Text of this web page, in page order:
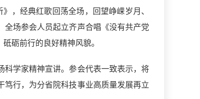
，经典红歌回荡全场，回望峥嵘岁月、
场参会人员起立齐声合唱《没有共产党
砺前行的良好精神风貌。
科学家精神宣讲。参会代表一致表示，将
行，为分省院科技事业高质量发展再立